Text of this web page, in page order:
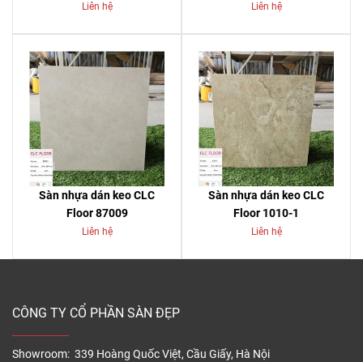
Liên hệ Liên hệ
Sàn nhựa dán keo CLC
Floor 87009
Liên hệ
Sàn nhựa dán keo CLC
Floor 1010-1
Liên hệ
CÔNG TY CỔ PHẦN SÀN ĐẸP
Showroom: 339 Hoàng Quốc Việt, Cầu Giấy, Hà Nội